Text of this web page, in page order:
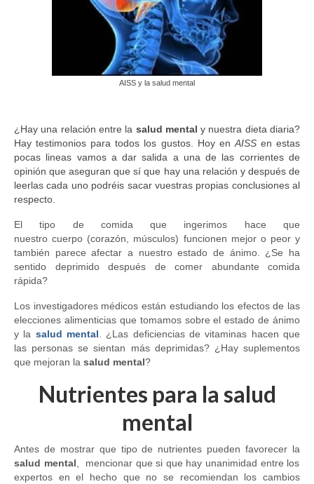
Asesoramiento legal
Certificado discapacidad
Atención Psicológica
Proyecto de voluntariado
Nosotros
Nuestras instalaciones
Tríptico AISS
Revista AISS
Blog
Prensa
AISS y la salud mental
¿Hay una relación entre la salud mental y nuestra dieta diaria?
Hay testimonios para todos los gustos. Hoy en AISSen estas
pocas lineas vamos a dar salida a una de las corrientes de
opinión que aseguran que sí que hay una relación y después de
leerlas cada uno podréis sacar vuestras propias conclusiones al
respecto.
El tipo de comida que ingerimos hace que
nuestro cuerpo (corazón, músculos) funcionen mejor o peor y
también parece afectar a nuestro estado de ánimo. ¿Se ha
sentido deprimido después de comer abundante comida
rápida?
Los investigadores médicos están estudiando los efectos de las
elecciones alimenticias que tomamos sobre el estado de ánimo
y la salud mental . ¿Las deficiencias de vitaminas hacen que
las personas se sientan más deprimidas? ¿Hay suplementos
que mejoran la salud mental?
Nutrientes para la salud
mental
Antes de mostrar que tipo de nutrientes pueden favorecer la
salud mental , mencionar que si que hay unanimidad entre los
expertos en el hecho que no se recomiendan los cambios